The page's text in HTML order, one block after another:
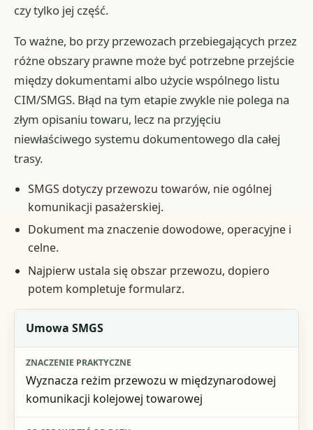
czy tylko jej część.
To ważne, bo przy przewozach przebiegających przez
różne obszary prawne może być potrzebne przejście
między dokumentami albo użycie wspólnego listu
CIM/SMGS. Błąd na tym etapie zwykle nie polega na
złym opisaniu towaru, lecz na przyjęciu
niewłaściwego systemu dokumentowego dla całej
trasy.
SMGS dotyczy przewozu towarów, nie ogólnej
komunikacji pasażerskiej.
Dokument ma znaczenie dowodowe, operacyjne i
celne.
Najpierw ustala się obszar przewozu, dopiero
potem kompletuje formularz.
Element
Znaczenie praktyczne
Co sprawdzić od razu
Umowa SMGS
Wyznacza reżim przewozu w międzynarodowej
komunikacji kolejowej towarowej